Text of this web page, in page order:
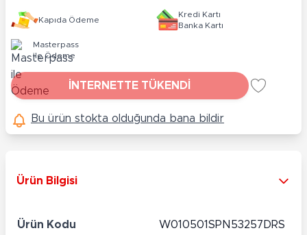
Kapıda Ödeme
Kredi Kartı
Banka Kartı
Masterpass
ile Ödeme
İNTERNETTE TÜKENDİ
Bu ürün stokta olduğunda bana bildir
Ürün Bilgisi
Ürün Kodu W010501SPN53257DRS